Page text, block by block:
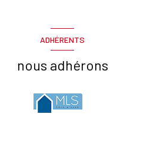
ADHÉRENTS
nous adhérons